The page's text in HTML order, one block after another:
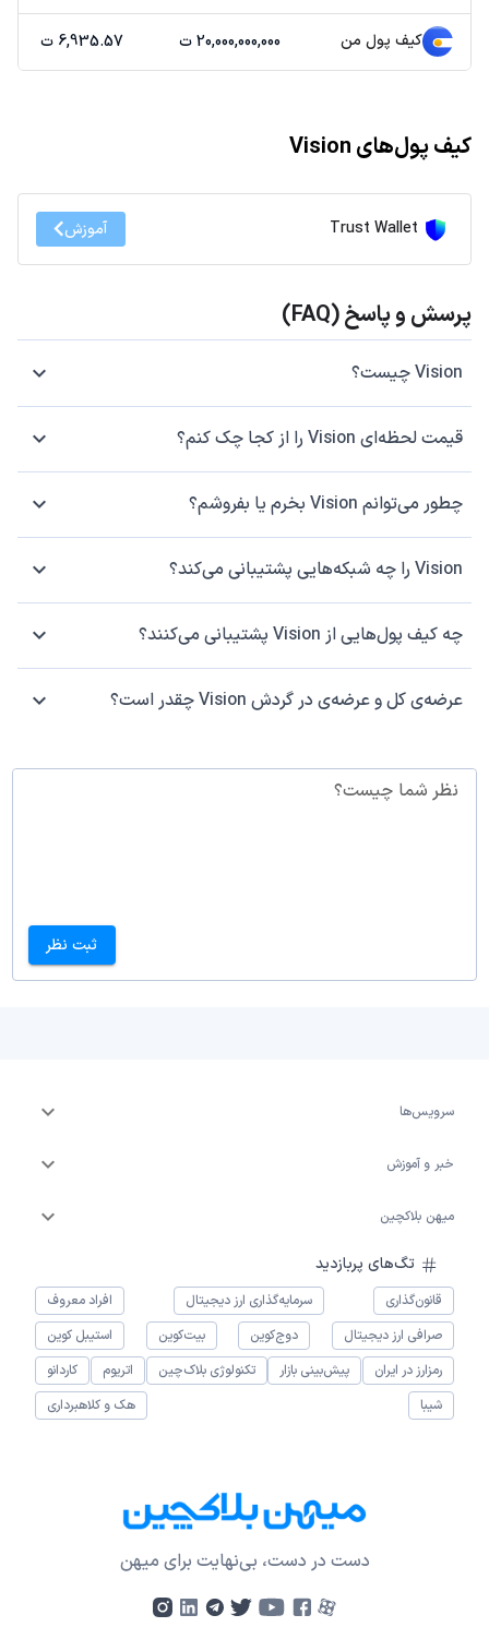
کیف پول من 20,000,000,000 ت 6,935.57 ت
کیف پول‌های Vision
Trust Wallet آموزش
پرسش و پاسخ (FAQ)
Vision چیست؟
قیمت لحظه‌ای Vision را از کجا چک کنم؟
چطور می‌توانم Vision بخرم یا بفروشم؟
Vision را چه شبکه‌هایی پشتیبانی می‌کند؟
چه کیف پول‌هایی از Vision پشتیبانی می‌کنند؟
عرضه‌ی کل و عرضه‌ی در گردش Vision چقدر است؟
نظر شما چیست؟
ثبت نظر
سرویس‌ها
خبر و آموزش
میهن بلاکچین
تگ‌های پربازدید
قانون‌گذاری سرمایه‌گذاری ارز دیجیتال
افراد معروف
صرافی ارز دیجیتال
دوج‌کوین بیت‌کوین
استیبل کوین
رمزارز در ایران
پیش‌بینی بازار تکنولوژی بلاک‌چین اتریوم
کاردانو
شیبا
هک و کلاهبرداری
دست در دست، بی‌نهایت برای میهن